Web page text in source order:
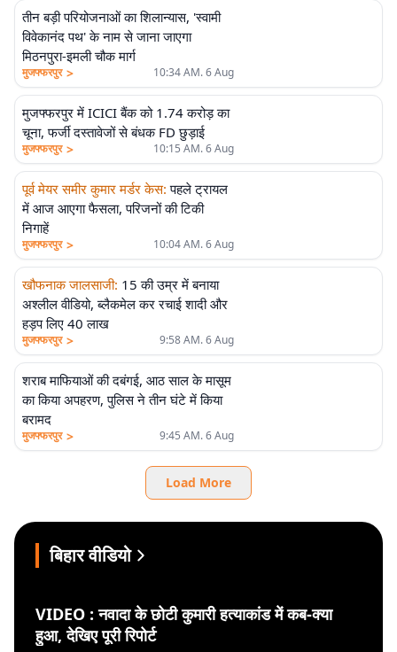
तीन बड़ी परियोजनाओं का शिलान्यास, 'स्वामी
विवेकानंद पथ' के नाम से जाना जाएगा
मिठनपुरा-इमली चौक मार्ग
मुजफ्फरपुर > 10:34 AM. 6 Aug
मुजफ्फरपुर में ICICI बैंक को 1.74 करोड़ का
चूना, फर्जी दस्तावेजों से बंधक FD छुड़ाई
मुजफ्फरपुर > 10:15 AM. 6 Aug
पूर्व मेयर समीर कुमार मर्डर केस: पहले ट्रायल
में आज आएगा फैसला, परिजनों की टिकी
निगाहें
मुजफ्फरपुर > 10:04 AM. 6 Aug
खौफनाक जालसाजी: 15 की उम्र में बनाया
अश्लील वीडियो, ब्लैकमेल कर रचाई शादी और
हड़प लिए 40 लाख
मुजफ्फरपुर > 9:58 AM. 6 Aug
शराब माफियाओं की दबंगई, आठ साल के मासूम
का किया अपहरण, पुलिस ने तीन घंटे में किया
बरामद
मुजफ्फरपुर > 9:45 AM. 6 Aug
Load More
बिहार वीडियो
VIDEO : नवादा के छोटी कुमारी हत्याकांड में कब-क्या
हुआ, देखिए पूरी रिपोर्ट